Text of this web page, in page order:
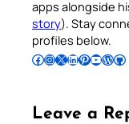
apps alongside
story). Stay
profiles below.
Follow Pradeep on Facebook Follow Pradeep on InstagramFollow Pradeep on X Follow Pradeep on LinkedIn Follow Pradeep on Pinterest Subscribe to Pradeep’s Youtube Channel Follow Pradeep on WordPress Follow Pradeep on GitHub
Leave a